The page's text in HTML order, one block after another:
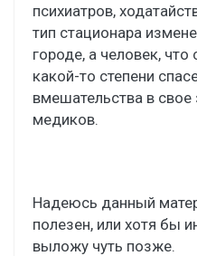
психиатров,
тип стационара
городе, а человек,
какой-то степени
вмешательства в
медиков.
Надеюсь данный
полезен, или хотя бы
выложу чуть позже.